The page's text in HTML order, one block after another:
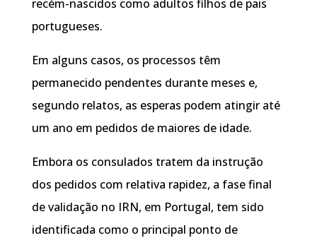
recém-nascidos como adultos filhos de pais
portugueses.
Em alguns casos, os processos têm
permanecido pendentes durante meses e,
segundo relatos, as esperas podem atingir até
um ano em pedidos de maiores de idade.
Embora os consulados tratem da instrução
dos pedidos com relativa rapidez, a fase final
de validação no IRN, em Portugal, tem sido
identificada como o principal ponto de